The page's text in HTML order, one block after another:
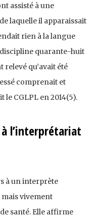
assisté à une
laquelle il apparaissait
rien à la langue
quarante-huit
qu’avait été
comprenait et
le CGLPL en 2014(5).
à l’interprétariat
à un interprète
mais vivement
santé. Elle affirme